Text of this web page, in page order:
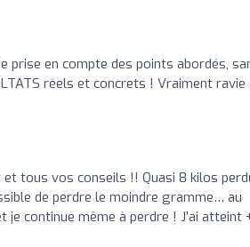
prise en compte des points abordés,
réels et concrets ! Vraiment ravie
tous vos conseils !! Quasi 8 kilos
de perdre le moindre gramme… au
continue même à perdre ! J’ai atteint